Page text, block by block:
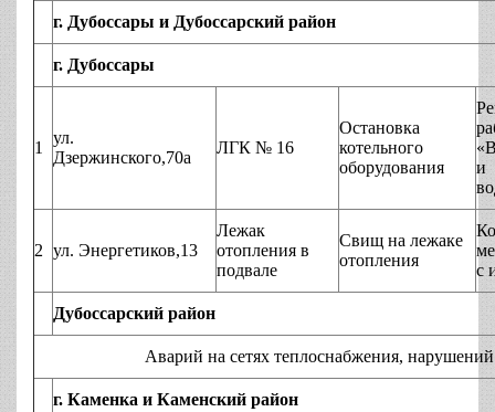
г. Дубоссары и Дубоссарский район
г. Дубоссары
1
ул.
Дзержинского,70а
ЛГК № 16
Остановка
котельного
оборудования
и
2 ул. Энергетиков,13
Лежак
отопления в
подвале
Свищ на лежаке
отопления
с
Дубоссарский район
Аварий на сетях теплоснабжения, нарушений
г. Каменка и Каменский район